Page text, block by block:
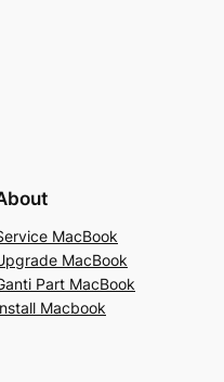
MacBook
MacBook
Part MacBook
Macbook